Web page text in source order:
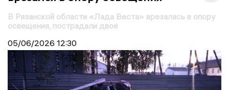
В Рязанской области «Лада Веста» врезалась в опору
освещения, пострадали двое
05/06/2026 12:30